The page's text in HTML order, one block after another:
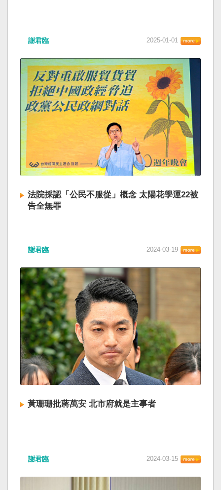
謝君臨 2025-01-01
法院採認「公民不服從」概念 太陽花學運22被
告全無罪
謝君臨 2024-03-19
黃珊珊批蔣萬安 北市府就是主事者
謝君臨 2024-03-15